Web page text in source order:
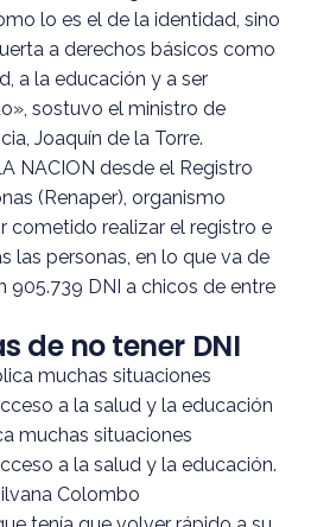
lo es el de la identidad, sino
a derechos básicos como
a la educación y a ser
sostuvo el ministro de
Joaquín de la Torre.
NACION desde el Registro
(Renaper), organismo
cometido realizar el registro e
las personas, en lo que va de
905.739 DNI a chicos de entre
de no tener DNI
muchas situaciones
a la salud y la educación.
Colombo